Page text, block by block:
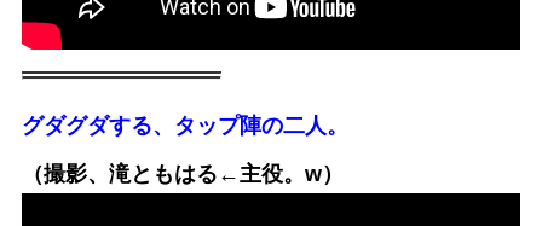
グダグダする、タップ陣の二人。
（撮影、滝ともはる←主役。w）